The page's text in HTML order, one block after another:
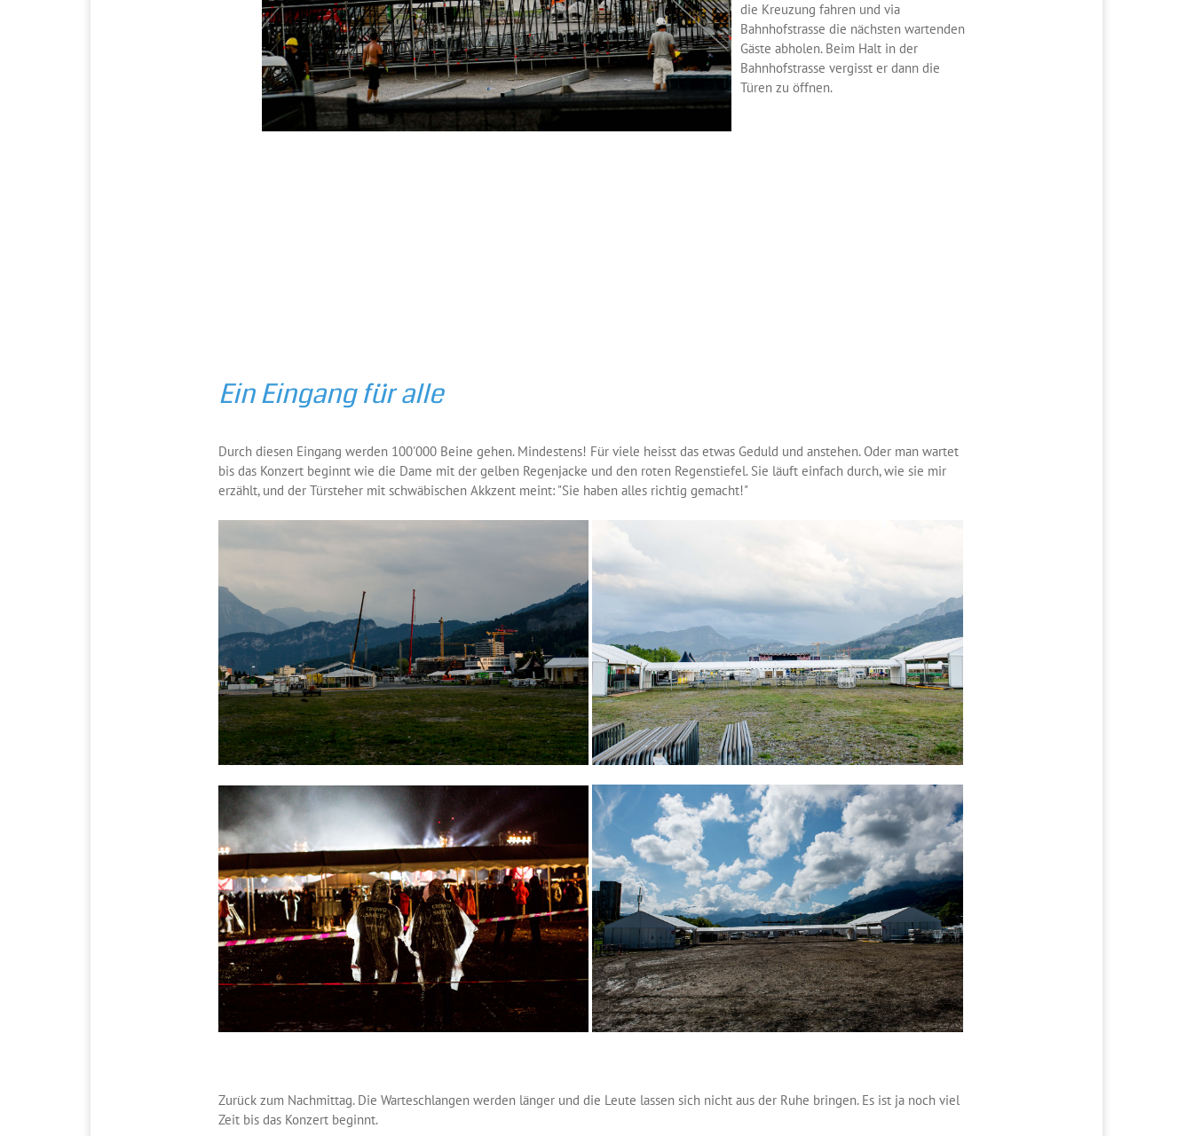
die Kreuzung fahren und via
Bahnhofstrasse die nächsten wartenden
Gäste abholen. Beim Halt in der
Bahnhofstrasse vergisst er dann die
Türen zu öffnen.
Ein Eingang für alle
Durch diesen Eingang werden 100'000 Beine gehen. Mindestens! Für viele heisst das etwas Geduld und anstehen. Oder man wartet
bis das Konzert beginnt wie die Dame mit der gelben Regenjacke und den roten Regenstiefel. Sie läuft einfach durch, wie sie mir
erzählt, und der Türsteher mit schwäbischen Akkzent meint: "Sie haben alles richtig gemacht!"
Zurück zum Nachmittag. Die Warteschlangen werden länger und die Leute lassen sich nicht aus der Ruhe bringen. Es ist ja noch viel
Zeit bis das Konzert beginnt.